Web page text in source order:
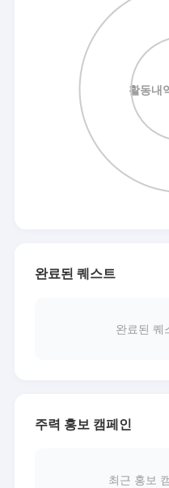
완료된 퀘스트
완료된 퀘
주력 홍보 캠페인
최근 홍보